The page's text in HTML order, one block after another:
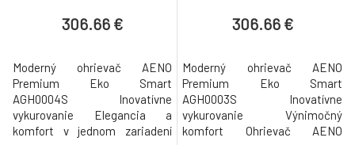
306.66 €
Moderný ohrievač AENO
Premium Eko Smart
AGH0004S Inovatívne
vykurovanie Elegancia a
komfort v jednom zariadení
306.66 €
Moderný ohrievač AENO
Premium Eko Smart
AGH0003S Inovatívne
vykurovanie Výnimočný
komfort Ohrievač AENO